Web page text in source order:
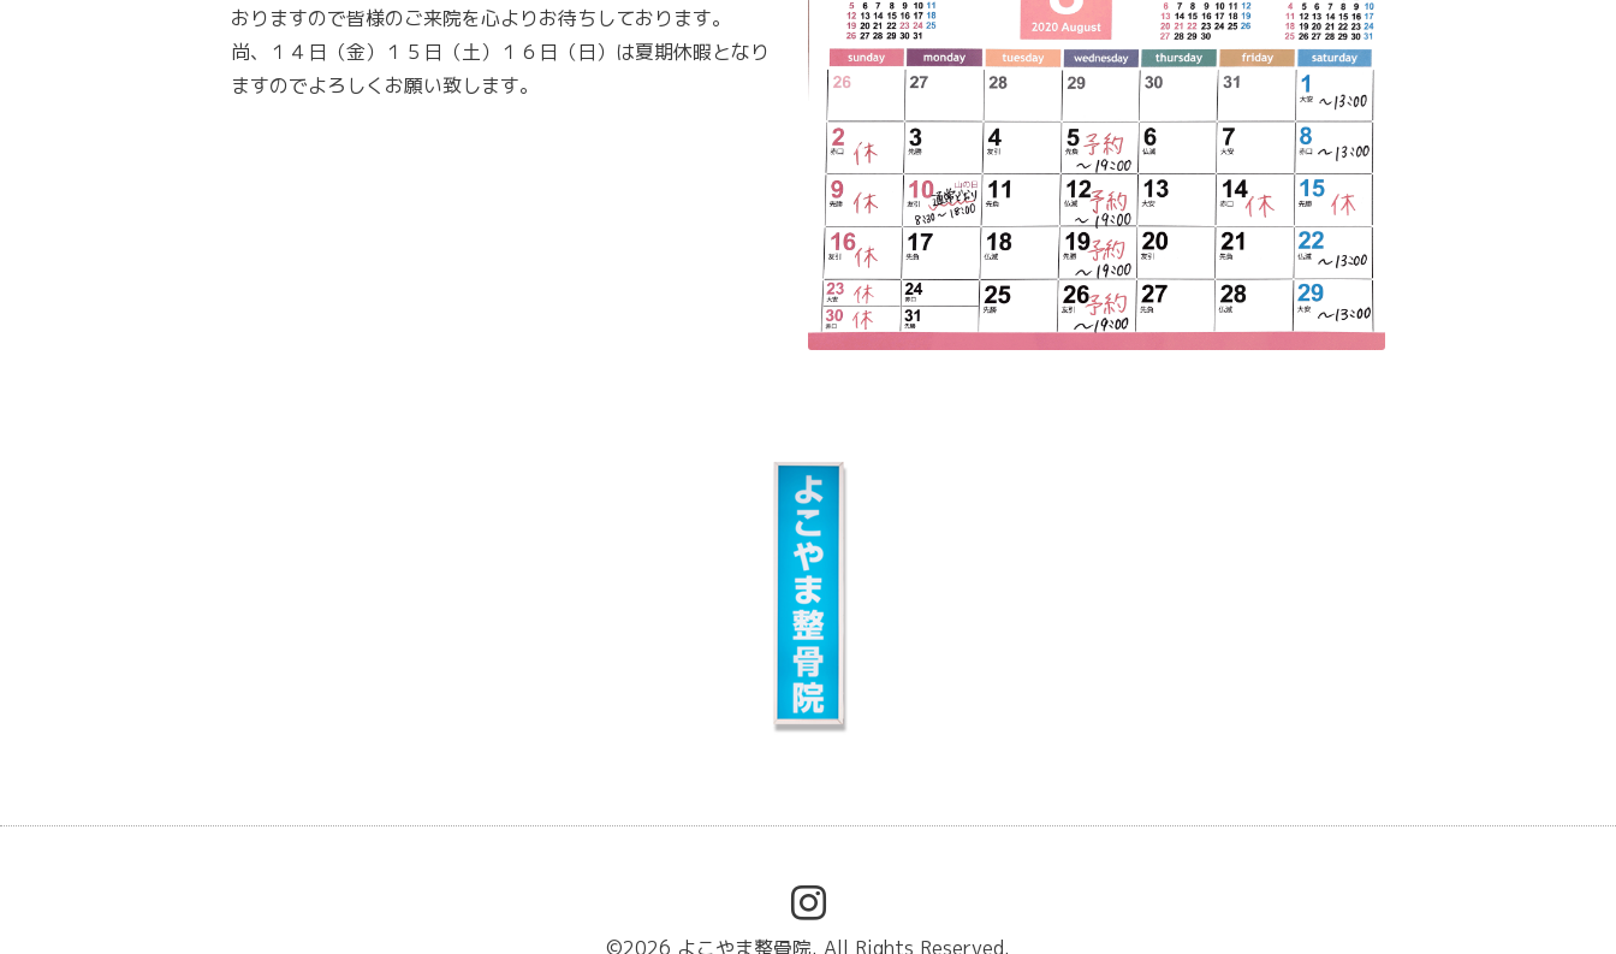
おりますので皆様のご来院を心よりお待ちしております。
尚、１４日（金）１５日（土）１６日（日）は夏期休暇となり
ますのでよろしくお願い致します。
©2026 よこやま整骨院. All Rights Reserved.